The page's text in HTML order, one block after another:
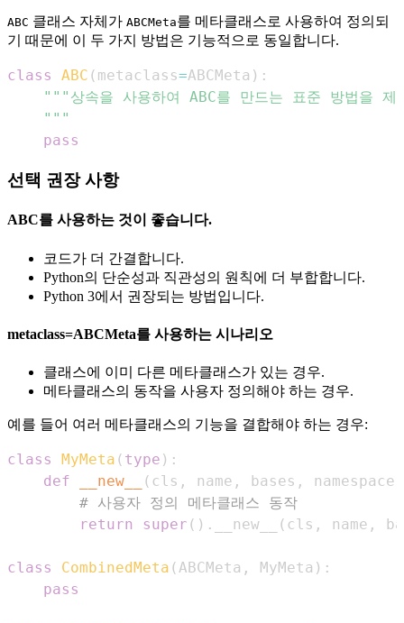
ABC 클래스 자체가 ABCMeta를 메타클래스로 사용하여 정의되
기 때문에 이 두 가지 방법은 기능적으로 동일합니다.
class ABC ( metaclass=ABCMeta ) :
    """
pass
선택 권장 사항
ABC를 사용하는 것이 좋습니다.
코드가 더 간결합니다.
Python의 단순성과 직관성의 원칙에 더 부합합니다.
Python 3에서 권장되는 방법입니다.
metaclass=ABCMeta를 사용하는 시나리오
클래스에 이미 다른 메타클래스가 있는 경우.
메타클래스의 동작을 사용자 정의해야 하는 경우.
예를 들어 여러 메타클래스의 기능을 결합해야 하는 경우:
class MyMeta ( type ) :
def
__new__ ( cls , name , bases , namespace
# 사용자 정의 메타클래스 동작
return
super ( ) . __new__ ( cls , name ,
class CombinedMeta (ABCMeta , MyMeta ) :
pass